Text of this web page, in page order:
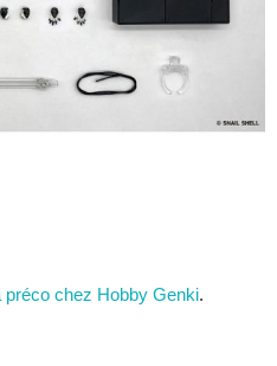
préco chez Hobby Genki.